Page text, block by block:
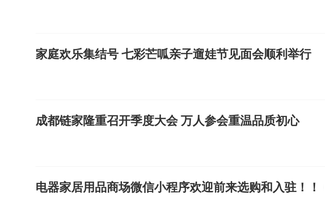
家庭欢乐集结号 七彩芒呱亲子遛娃节见面会顺利举行
成都链家隆重召开季度大会 万人参会重温品质初心
电器家居用品商场微信小程序欢迎前来选购和入驻！！